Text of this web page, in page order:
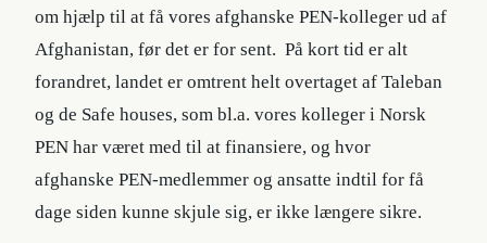
om hjælp til at få vores afghanske PEN-kolleger ud af
Afghanistan, før det er for sent. På kort tid er alt
forandret, landet er omtrent helt overtaget af Taleban
og de Safe houses, som bl.a. vores kolleger i Norsk
PEN har været med til at finansiere, og hvor
afghanske PEN-medlemmer og ansatte indtil for få
dage siden kunne skjule sig, er ikke længere sikre.